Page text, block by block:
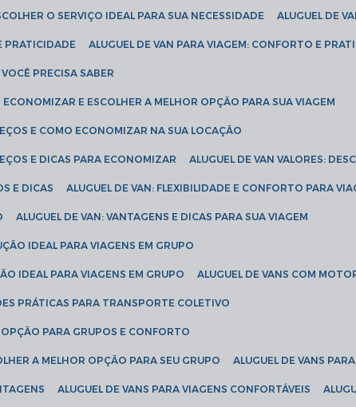
O SERVIÇO IDEAL PARA SUA NECESSIDADE ALUGUEL DE
PRATICIDADE ALUGUEL DE VAN PARA VIAGEM: CONFORTO E
PRECISA SABER
ECONOMIZAR E ESCOLHER A MELHOR OPÇÃO PARA SUA VIAGEM
E COMO ECONOMIZAR NA SUA LOCAÇÃO
E DICAS PARA ECONOMIZAR ALUGUEL DE VAN VALORES:
E DICAS ALUGUEL DE VAN: FLEXIBILIDADE E CONFORTO PARA
ALUGUEL DE VAN: VANTAGENS E DICAS PARA SUA VIAGEM
IDEAL PARA VIAGENS EM GRUPO
IDEAL PARA VIAGENS EM GRUPO ALUGUEL DE VANS COM
PRÁTICAS PARA TRANSPORTE COLETIVO
OPÇÃO PARA GRUPOS E CONFORTO
A MELHOR OPÇÃO PARA SEU GRUPO ALUGUEL DE VANS
ALUGUEL DE VANS PARA VIAGENS CONFORTÁVEIS